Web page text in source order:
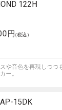
122H
円(税込)
や音色を再現しつつ
ー。
AP-15DK